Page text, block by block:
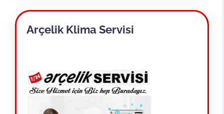
Arçelik Klima Servisi